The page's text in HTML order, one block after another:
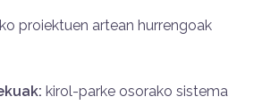
proiektuen artean hurrengoak
kirol-parke osorako sistema